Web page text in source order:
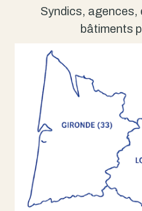
Syndics, agences,
bâtiments